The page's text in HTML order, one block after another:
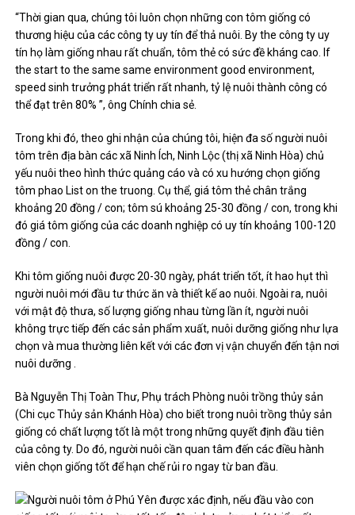
“Thời gian qua, chúng tôi luôn chọn những con tôm giống có
thương hiệu của các công ty uy tín để thả nuôi. By the công ty uy
tín họ làm giống nhau rất chuẩn, tôm thẻ có sức đề kháng cao. If
the start to the same same environment good environment,
speed sinh trưởng phát triển rất nhanh, tỷ lệ nuôi thành công có
thể đạt trên 80% ”, ông Chính chia sẻ.
Trong khi đó, theo ghi nhận của chúng tôi, hiện đa số người nuôi
tôm trên địa bàn các xã Ninh Ích, Ninh Lộc (thị xã Ninh Hòa) chủ
yếu nuôi theo hình thức quảng cáo và có xu hướng chọn giống
tôm phao List on the truong. Cụ thể, giá tôm thẻ chân trắng
khoảng 20 đồng / con; tôm sú khoảng 25-30 đồng / con, trong khi
đó giá tôm giống của các doanh nghiệp có uy tín khoảng 100-120
đồng / con.
Khi tôm giống nuôi được 20-30 ngày, phát triển tốt, ít hao hụt thì
người nuôi mới đầu tư thức ăn và thiết kế ao nuôi. Ngoài ra, nuôi
với mật độ thưa, số lượng giống nhau từng lần ít, người nuôi
không trực tiếp đến các sản phẩm xuất, nuôi dưỡng giống như lựa
chọn và mua thường liên kết với các đơn vị vận chuyển đến tận nơi
nuôi dưỡng .
Bà Nguyễn Thị Toàn Thư, Phụ trách Phòng nuôi trồng thủy sản
(Chi cục Thủy sản Khánh Hòa) cho biết trong nuôi trồng thủy sản
giống có chất lượng tốt là một trong những quyết định đầu tiên
của công ty. Do đó, người nuôi cần quan tâm đến các điều hành
viên chọn giống tốt để hạn chế rủi ro ngay từ ban đầu.